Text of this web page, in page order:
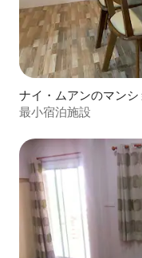
ナイ・ムアンのマンシ
最小宿泊施設